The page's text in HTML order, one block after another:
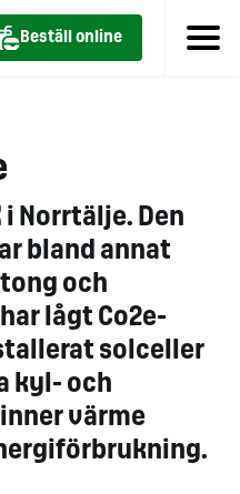
Beställ online
i Norrtälje. Den
bland annat
och
lågt Co2e-
solceller
kyl- och
värme